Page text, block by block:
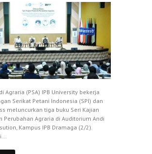
Agraria (PSA) IPB University bekerja
Serikat Petani Indonesia (SPI) dan
meluncurkan tiga buku Seri Kajian
Perubahan Agraria di Auditorium Andi
Kampus IPB Dramaga (2/2).